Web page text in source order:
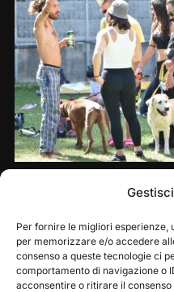
Per fornire le migliori
per memorizzare e/o accedere
consenso a queste tecnologie ci
comportamento di navigazione o
acconsentire o ritirare il